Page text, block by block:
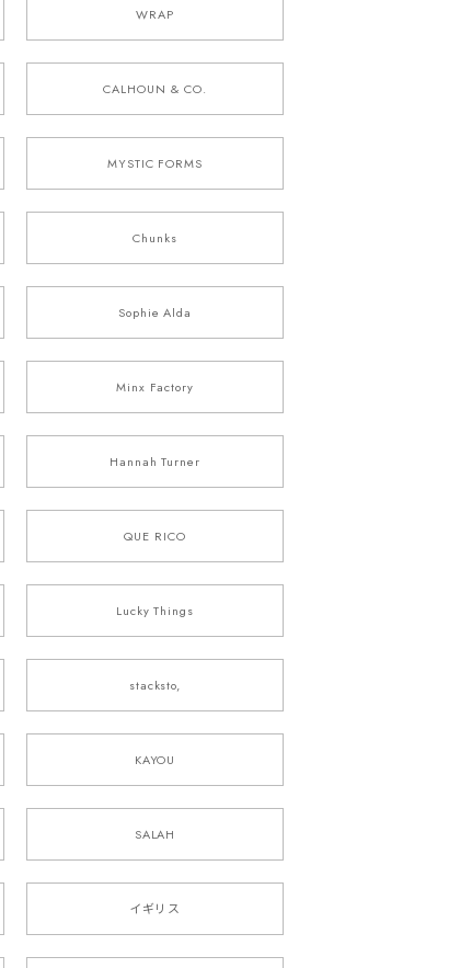
WRAP
CALHOUN & CO.
MYSTIC FORMS
Chunks
Sophie Alda
Minx Factory
Hannah Turner
QUE RICO
Lucky Things
stacksto,
KAYOU
SALAH
イギリス